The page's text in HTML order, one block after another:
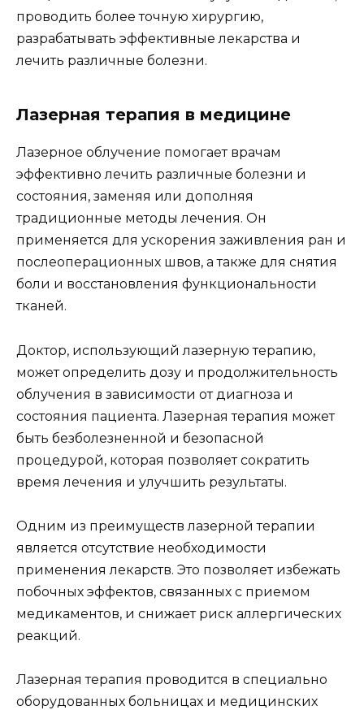
проводить более точную хирургию,
разрабатывать эффективные лекарства и
лечить различные болезни.
Лазерная терапия в медицине
Лазерное облучение помогает врачам
эффективно лечить различные болезни и
состояния, заменяя или дополняя
традиционные методы лечения. Он
применяется для ускорения заживления ран и
послеоперационных швов, а также для снятия
боли и восстановления функциональности
тканей.
Доктор, использующий лазерную терапию,
может определить дозу и продолжительность
облучения в зависимости от диагноза и
состояния пациента. Лазерная терапия может
быть безболезненной и безопасной
процедурой, которая позволяет сократить
время лечения и улучшить результаты.
Одним из преимуществ лазерной терапии
является отсутствие необходимости
применения лекарств. Это позволяет избежать
побочных эффектов, связанных с приемом
медикаментов, и снижает риск аллергических
реакций.
Лазерная терапия проводится в специально
оборудованных больницах и медицинских